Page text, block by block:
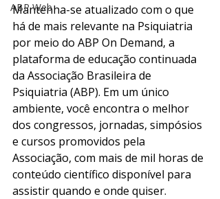
ABP Web
Mantenha-se atualizado com o que
há de mais relevante na Psiquiatria
por meio do ABP On Demand, a
plataforma de educação continuada
da Associação Brasileira de
Psiquiatria (ABP). Em um único
ambiente, você encontra o melhor
dos congressos, jornadas, simpósios
e cursos promovidos pela
Associação, com mais de mil horas de
conteúdo científico disponível para
assistir quando e onde quiser.